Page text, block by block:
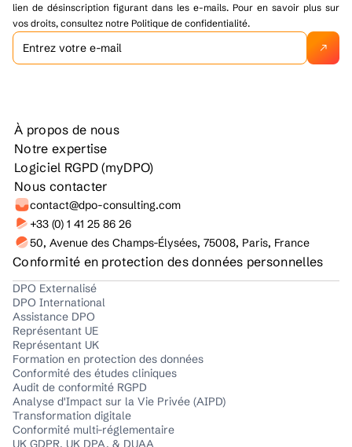
lien de désinscription figurant dans les e-mails. Pour en savoir plus sur
vos droits, consultez notre Politique de confidentialité.
À propos de nous
Notre expertise
Logiciel RGPD (myDPO)
Nous contacter
contact@dpo-consulting.com
+33 (0) 1 41 25 86 26
50, Avenue des Champs-Élysées, 75008, Paris, France
Conformité en protection des données personnelles
DPO Externalisé
DPO International
Assistance DPO
Représentant UE
Représentant UK
Formation en protection des données
Conformité des études cliniques
Audit de conformité RGPD
Analyse d'Impact sur la Vie Privée (AIPD)
Transformation digitale
Conformité multi-réglementaire
UK GDPR, UK DPA, & DUAA